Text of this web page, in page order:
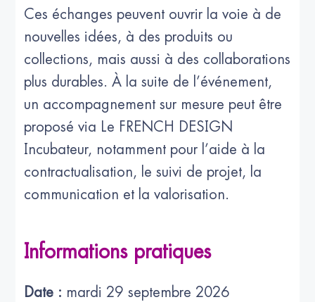
Ces échanges peuvent ouvrir la voie à de
nouvelles idées, à des produits ou
collections, mais aussi à des collaborations
plus durables. À la suite de l’événement,
un accompagnement sur mesure peut être
proposé via Le FRENCH DESIGN
Incubateur, notamment pour l’aide à la
contractualisation, le suivi de projet, la
communication et la valorisation.
Informations pratiques
Date : mardi 29 septembre 2026